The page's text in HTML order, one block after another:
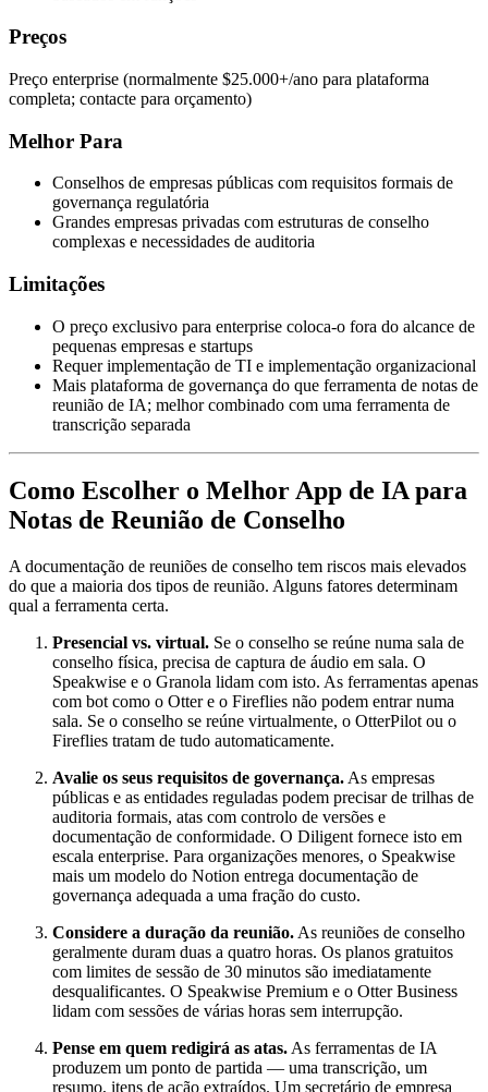
Preços
Preço enterprise (normalmente $25.000+/ano para plataforma
completa; contacte para orçamento)
Melhor Para
Conselhos de empresas públicas com requisitos formais de
governança regulatória
Grandes empresas privadas com estruturas de conselho
complexas e necessidades de auditoria
Limitações
O preço exclusivo para enterprise coloca-o fora do alcance de
pequenas empresas e startups
Requer implementação de TI e implementação organizacional
Mais plataforma de governança do que ferramenta de notas de
reunião de IA; melhor combinado com uma ferramenta de
transcrição separada
Como Escolher o Melhor App de IA para
Notas de Reunião de Conselho
A documentação de reuniões de conselho tem riscos mais elevados
do que a maioria dos tipos de reunião. Alguns fatores determinam
qual a ferramenta certa.
Presencial vs. virtual. Se o conselho se reúne numa sala de
conselho física, precisa de captura de áudio em sala. O
Speakwise e o Granola lidam com isto. As ferramentas apenas
com bot como o Otter e o Fireflies não podem entrar numa
sala. Se o conselho se reúne virtualmente, o OtterPilot ou o
Fireflies tratam de tudo automaticamente.
Avalie os seus requisitos de governança. As empresas
públicas e as entidades reguladas podem precisar de trilhas de
auditoria formais, atas com controlo de versões e
documentação de conformidade. O Diligent fornece isto em
escala enterprise. Para organizações menores, o Speakwise
mais um modelo do Notion entrega documentação de
governança adequada a uma fração do custo.
Considere a duração da reunião. As reuniões de conselho
geralmente duram duas a quatro horas. Os planos gratuitos
com limites de sessão de 30 minutos são imediatamente
desqualificantes. O Speakwise Premium e o Otter Business
lidam com sessões de várias horas sem interrupção.
Pense em quem redigirá as atas. As ferramentas de IA
produzem um ponto de partida — uma transcrição, um
resumo, itens de ação extraídos. Um secretário de empresa